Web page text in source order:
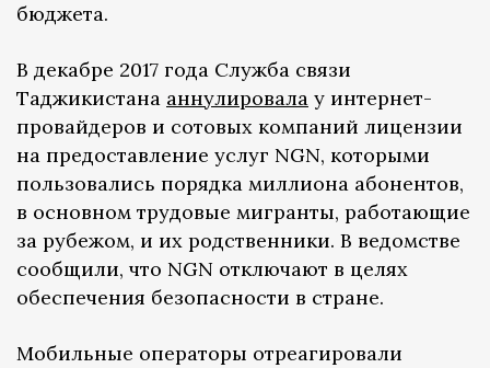
бюджета.
В декабре 2017 года Служба связи
Таджикистана аннулировала у интернет-
провайдеров и сотовых компаний лицензии
на предоставление услуг NGN, которыми
пользовались порядка миллиона абонентов,
в основном трудовые мигранты, работающие
за рубежом, и их родственники. В ведомстве
сообщили, что NGN отключают в целях
обеспечения безопасности в стране.
Мобильные операторы отреагировали